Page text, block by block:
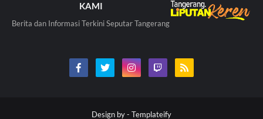
KAMI
Berita dan Informasi Terkini Seputar Tangerang
Design by - Templateify